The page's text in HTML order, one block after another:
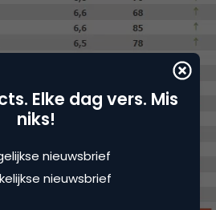
Elke dag vers. Mis
niks!
nieuwsbrief
nieuwsbrief